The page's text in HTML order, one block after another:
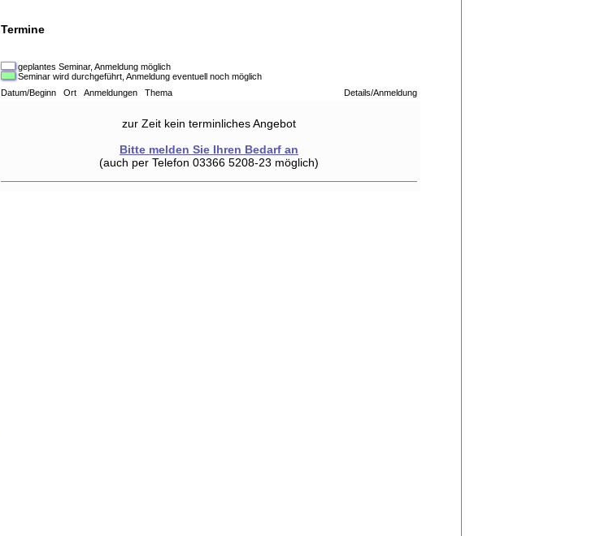
Termine
geplantes Seminar, Anmeldung möglich
Seminar wird durchgeführt, Anmeldung eventuell noch möglich
Datum/Beginn Ort Anmeldungen Thema
Details/Anmeldung
zur Zeit kein terminliches Angebot
Bitte melden Sie Ihren Bedarf an
(auch per Telefon 03366 5208-23 möglich)